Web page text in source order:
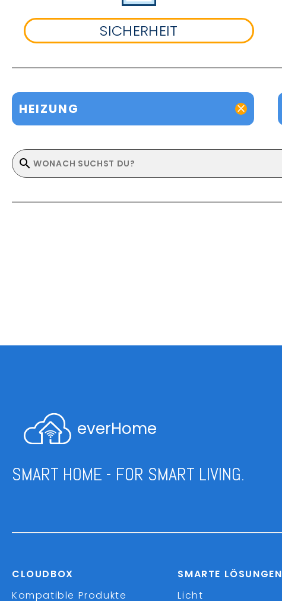
SICHERHEIT
HEIZUNG
everHome
SMART HOME - FOR SMART LIVING.
CLOUDBOX
Kompatible Produkte
SMARTE LÖSUNGEN
Licht